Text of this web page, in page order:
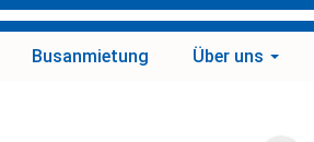
Busanmietung Über uns